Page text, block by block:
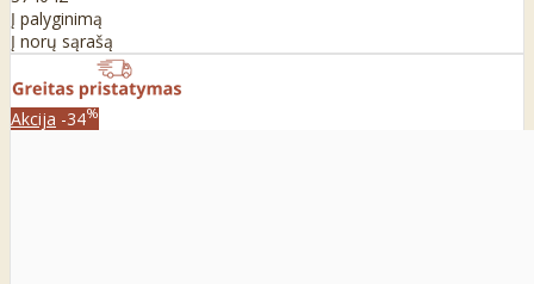
Į palyginimą
Į norų sąrašą
Akcija -34%